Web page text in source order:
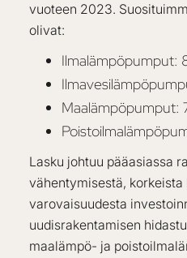
vuoteen 2023.
olivat:
Ilmalämpöpumput:
Maalämpöpumput:
Lasku johtuu pääasiassa
vähentymisestä,
varovaisuudesta
uudisrakentamisen
maalämpö- ja